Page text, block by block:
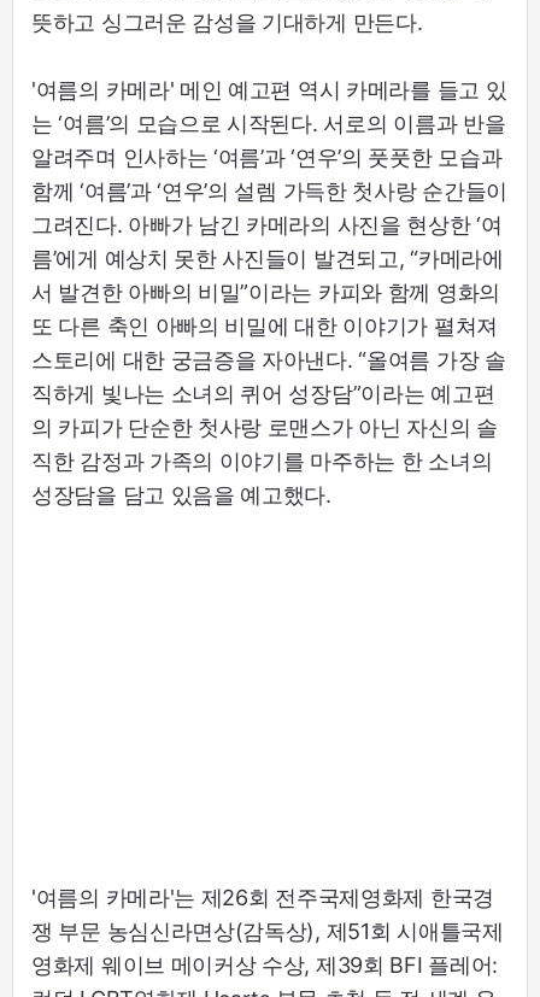
뜻하고 싱그러운 감성을 기대하게 만든다.
'여름의 카메라' 메인 예고편 역시 카메라를 들고 있
는 ‘여름’의 모습으로 시작된다. 서로의 이름과 반을
알려주며 인사하는 ‘여름’과 ‘연우’의 풋풋한 모습과
함께 ‘여름’과 ‘연우’의 설렘 가득한 첫사랑 순간들이
그려진다. 아빠가 남긴 카메라의 사진을 현상한 ‘여
름’에게 예상치 못한 사진들이 발견되고, “카메라에
서 발견한 아빠의 비밀”이라는 카피와 함께 영화의
또 다른 축인 아빠의 비밀에 대한 이야기가 펼쳐져
스토리에 대한 궁금증을 자아낸다. “올여름 가장 솔
직하게 빛나는 소녀의 퀴어 성장담”이라는 예고편
의 카피가 단순한 첫사랑 로맨스가 아닌 자신의 솔
직한 감정과 가족의 이야기를 마주하는 한 소녀의
성장담을 담고 있음을 예고했다.
'여름의 카메라'는 제26회 전주국제영화제 한국경
쟁 부문 농심신라면상(감독상), 제51회 시애틀국제
영화제 웨이브 메이커상 수상, 제39회 BFI 플레어: